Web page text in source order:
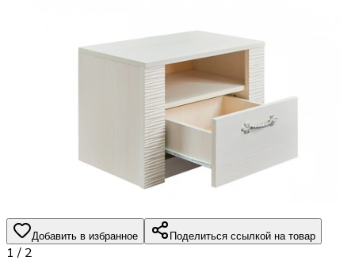
Добавить в избранное Поделиться ссылкой на товар
1 / 2